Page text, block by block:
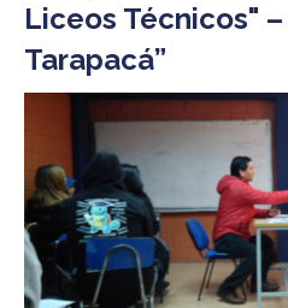
Liceos Técnicos"
Tarapacá”